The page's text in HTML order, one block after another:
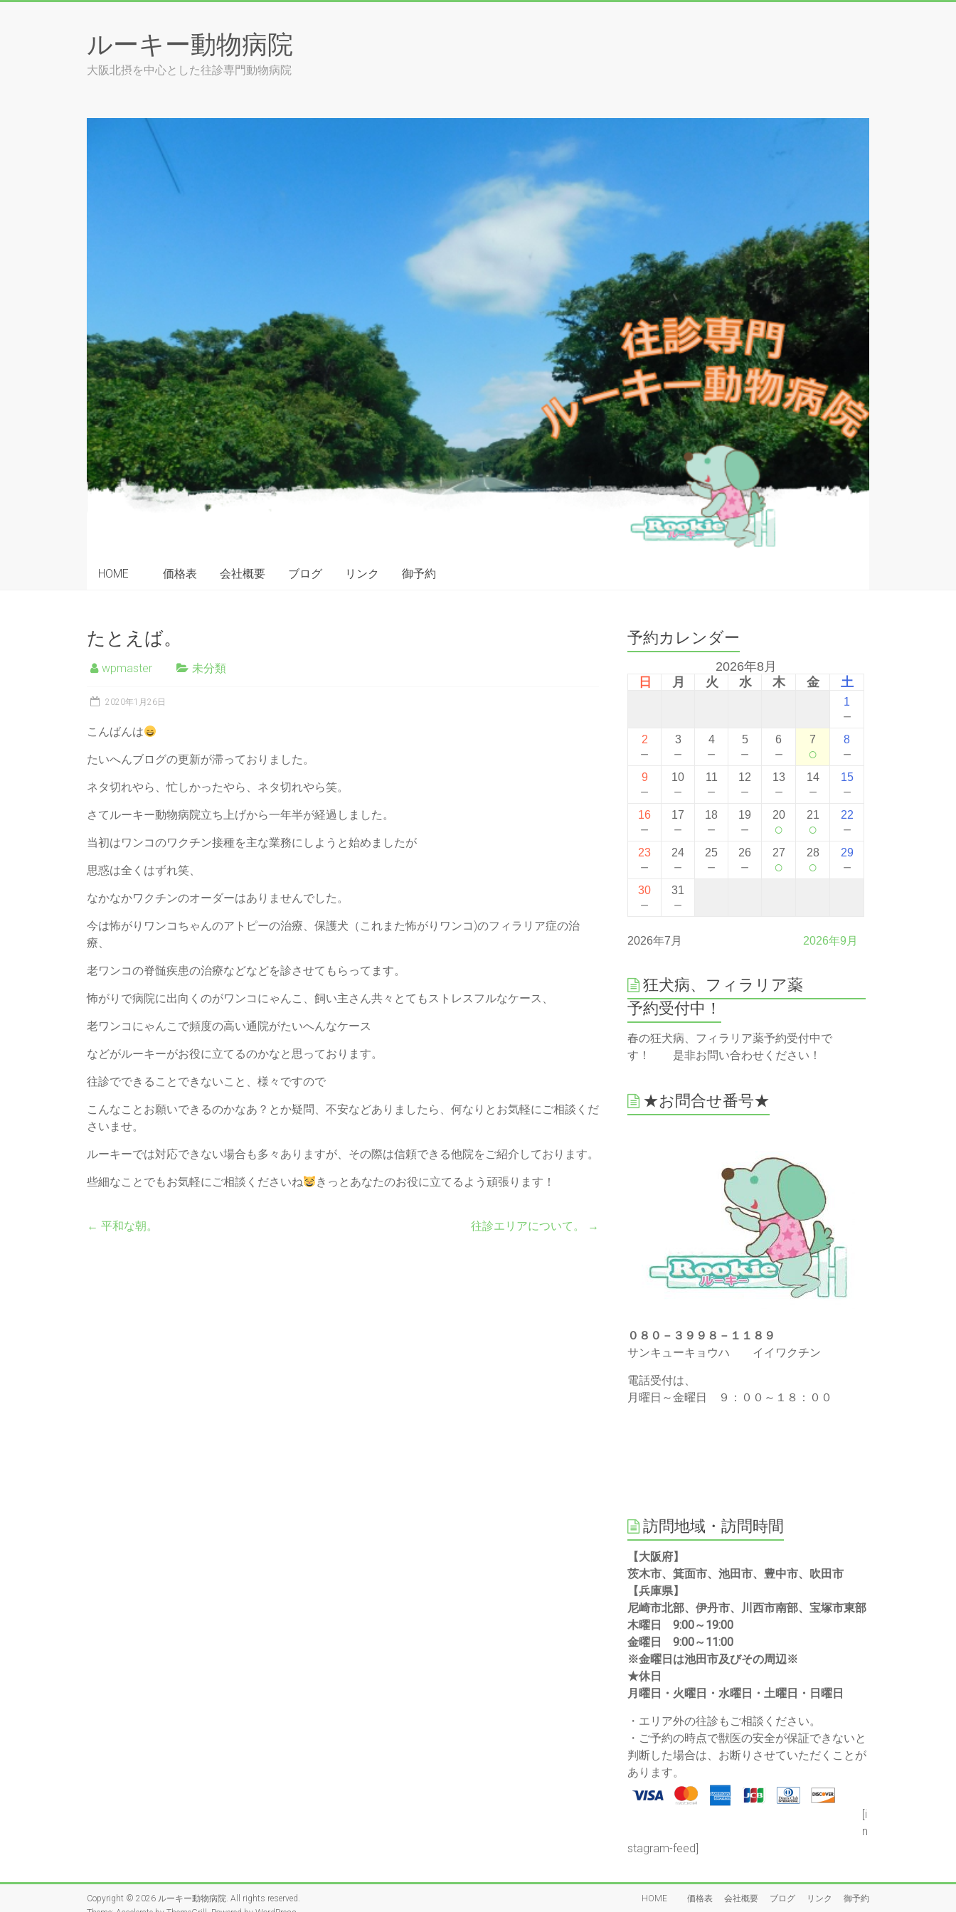
ルーキー動物病院
大阪北摂を中心とした往診専門動物病院
HOME 価格表 会社概要 ブログ リンク 御予約
たとえば。
wpmaster 未分類
2020年1月26日
こんばんは
たいへんブログの更新が滞っておりました。
ネタ切れやら、忙しかったやら、ネタ切れやら笑。
さてルーキー動物病院立ち上げから一年半が経過しました。
当初はワンコのワクチン接種を主な業務にしようと始めましたが
思惑は全くはずれ笑、
なかなかワクチンのオーダーはありませんでした。
今は怖がりワンコちゃんのアトピーの治療、保護犬（これまた怖がりワンコ)のフィラリア症の治
療、
老ワンコの脊髄疾患の治療などなどを診させてもらってます。
怖がりで病院に出向くのがワンコにゃんこ、飼い主さん共々とてもストレスフルなケース、
老ワンコにゃんこで頻度の高い通院がたいへんなケース
などがルーキーがお役に立てるのかなと思っております。
往診でできることできないこと、様々ですので
こんなことお願いできるのかなあ？とか疑問、不安などありましたら、何なりとお気軽にご相談くだ
さいませ。
ルーキーでは対応できない場合も多々ありますが、その際は信頼できる他院をご紹介しております。
些細なことでもお気軽にご相談くださいね きっとあなたのお役に立てるよう頑張ります！
← 平和な朝。 往診エリアについて。 →
予約カレンダー
2026年8月
日
月 火 水 木 金 土
1
－
2
－
3
－
4
－
5
－
6
－
7
○
8
－
9
－
10
－
11
－
12
－
13
－
14
－
15
－
16
－
17
－
18
－
19
－
20
○
21
○
22
－
23
－
24
－
25
－
26
－
27
○
28
○
29
－
30
－
31
－
2026年7月 2026年9月
狂犬病、フィラリア薬
予約受付中！
春の狂犬病、フィラリア薬予約受付中で
す！ 是非お問い合わせください！
★お問合せ番号★
０８０－３９９８－１１８９
サンキューキョウハ イイワクチン
電話受付は、
月曜日～金曜日 ９：００～１８：００
訪問地域・訪問時間
【大阪府】
茨木市、箕面市、池田市、豊中市、吹田市
【兵庫県】
尼崎市北部、伊丹市、川西市南部、宝塚市東部
木曜日 9:00～19:00
金曜日 9:00～11:00
※金曜日は池田市及びその周辺※
★休日
月曜日・火曜日・水曜日・土曜日・日曜日
・エリア外の往診もご相談ください。
・ご予約の時点で獣医の安全が保証できないと
判断した場合は、お断りさせていただくことが
あります。
[i
n
stagram-feed]
Copyright © 2026 ルーキー動物病院. All rights reserved.
HOME 価格表 会社概要 ブログ リンク 御予約